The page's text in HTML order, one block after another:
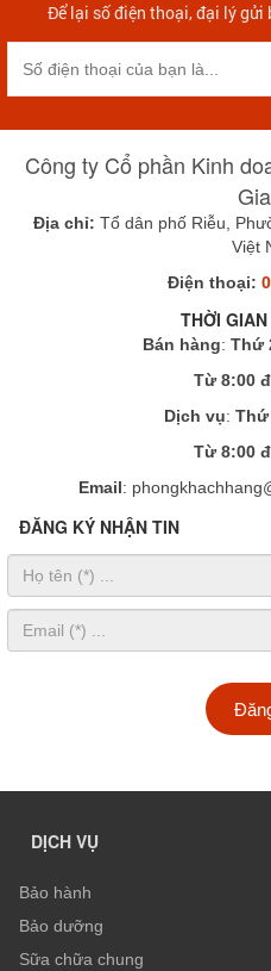
Để lại số điện thoại, đại lý
Công ty Cổ phần Kinh
Địa chỉ: Tổ dân phố Riễu,
Việt
Điện thoại:
THỜI
Bán hàng: Thứ
Từ 8:00
Dịch vụ: Thứ
Từ 8:00
Email:
ĐĂNG KÝ NHẬN TIN
DỊCH VỤ
Bảo hành
Bảo dưỡng
Sữa chữa chung